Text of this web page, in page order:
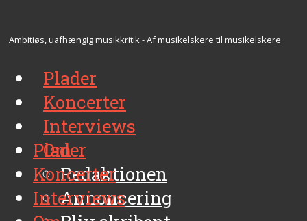
Ambitiøs, uafhængig musikkritik - Af musikelskere til musikelskere
Plader
Koncerter
Interviews
Om
Redaktionen
Annoncering
Plader
Koncerter
Interviews